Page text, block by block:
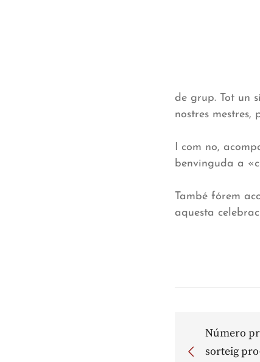
de grup. Tot un
nostres mestres,
I com no,
benvinguda a
També fórem
aquesta
Número
sorteig